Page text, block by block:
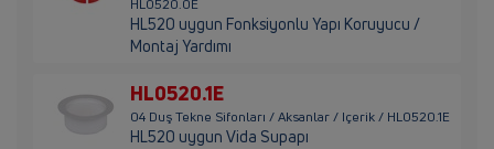
HL0520.0E
HL520 uygun Fonksiyonlu Yapı Koruyucu /
Montaj Yardımı
HL0520.1E
04 Duş Tekne Sifonları / Aksanlar / Içerik / HL0520.1E
HL520 uygun Vida Supapı